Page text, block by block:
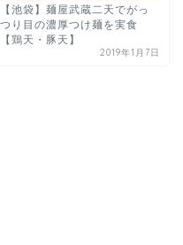
【池袋】麺屋武蔵二天でがっ
つり目の濃厚つけ麺を実食
【鶏天・豚天】
2019年1月7日